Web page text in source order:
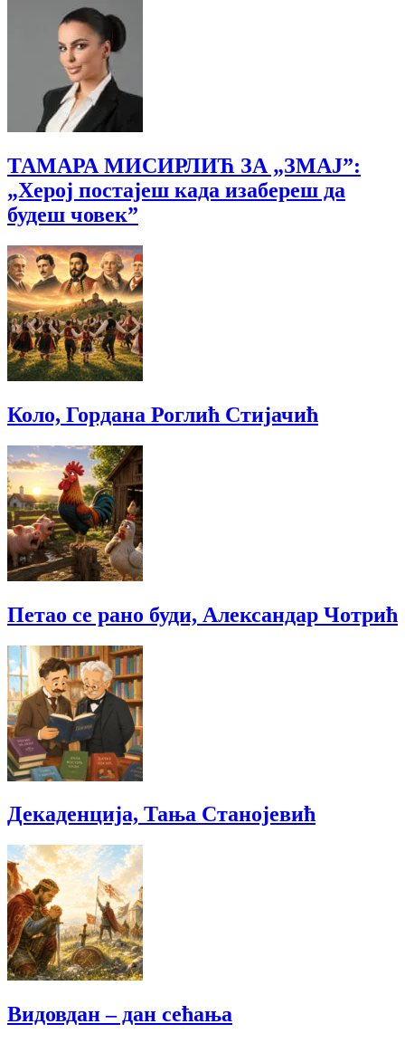
ТАМАРА МИСИРЛИЋ ЗА „ЗМАЈ”:
„Херој постајеш када изабереш да
будеш човек”
Коло, Гордана Роглић Стијачић
Петао се рано буди, Александар Чотрић
Декаденција, Тања Станојевић
Видовдан – дан сећања